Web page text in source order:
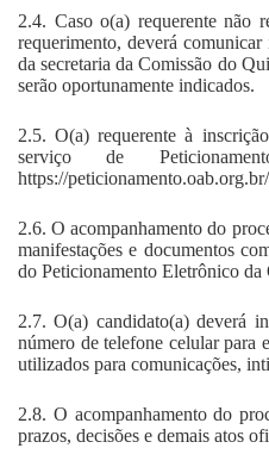
2.4. Caso o(a) requerente não
requerimento, deverá
da secretaria da Comissão do
serão oportunamente indicados.
2.5. O(a) requerente à
serviço de
https://
2.6. O acompanhamento do
manifestações e documentos
do Peticionamento Eletrônico
2.7. O(a) candidato(a) deverá
número de telefone celular para
utilizados para comunicações,
2.8. O acompanhamento do
prazos, decisões e demais atos